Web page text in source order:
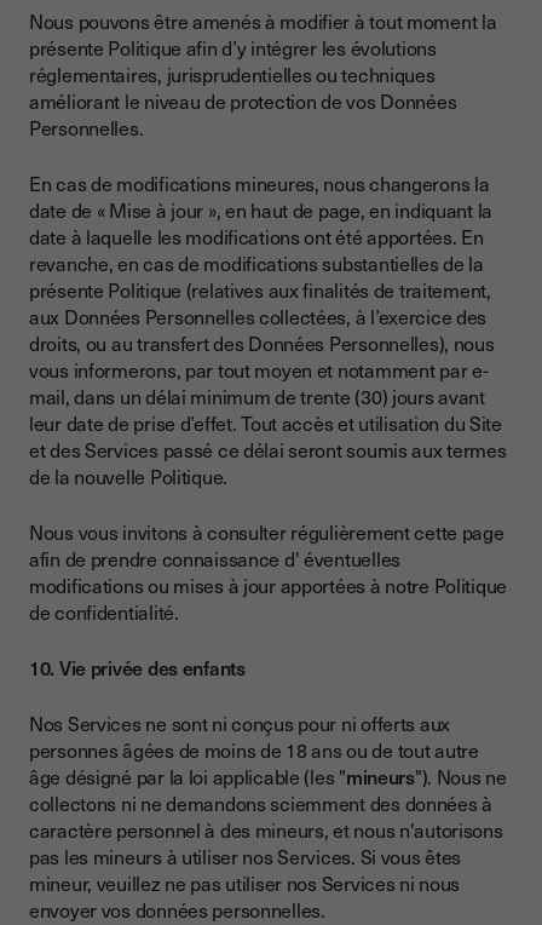
Nous pouvons être amenés à modifier à tout moment la
présente Politique afin d’y intégrer les évolutions
réglementaires, jurisprudentielles ou techniques
améliorant le niveau de protection de vos Données
Personnelles.
En cas de modifications mineures, nous changerons la
date de « Mise à jour », en haut de page, en indiquant la
date à laquelle les modifications ont été apportées. En
revanche, en cas de modifications substantielles de la
présente Politique (relatives aux finalités de traitement,
aux Données Personnelles collectées, à l’exercice des
droits, ou au transfert des Données Personnelles), nous
vous informerons, par tout moyen et notamment par e-
mail, dans un délai minimum de trente (30) jours avant
leur date de prise d’effet. Tout accès et utilisation du Site
et des Services passé ce délai seront soumis aux termes
de la nouvelle Politique.
Nous vous invitons à consulter régulièrement cette page
afin de prendre connaissance d' éventuelles
modifications ou mises à jour apportées à notre Politique
de confidentialité.
10. Vie privée des enfants
Nos Services ne sont ni conçus pour ni offerts aux
personnes âgées de moins de 18 ans ou de tout autre
âge désigné par la loi applicable (les "mineurs"). Nous ne
collectons ni ne demandons sciemment des données à
caractère personnel à des mineurs, et nous n'autorisons
pas les mineurs à utiliser nos Services. Si vous êtes
mineur, veuillez ne pas utiliser nos Services ni nous
envoyer vos données personnelles.